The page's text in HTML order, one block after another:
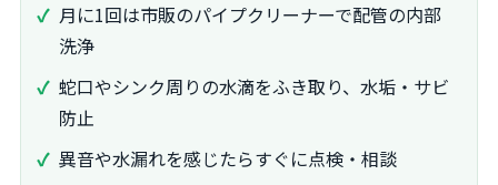
月に1回は市販のパイプクリーナーで配管の内部
洗浄
蛇口やシンク周りの水滴をふき取り、水垢・サビ
防止
異音や水漏れを感じたらすぐに点検・相談